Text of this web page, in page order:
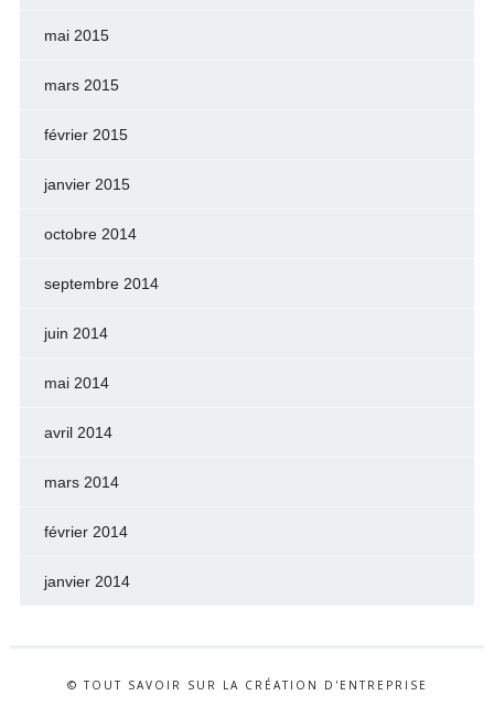
mai 2015
mars 2015
février 2015
janvier 2015
octobre 2014
septembre 2014
juin 2014
mai 2014
avril 2014
mars 2014
février 2014
janvier 2014
© TOUT SAVOIR SUR LA CRÉATION D'ENTREPRISE